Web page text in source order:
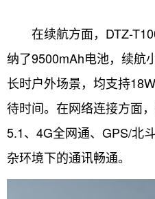
在续航方面，DTZ-
纳了9500mAh电池，续航
长时户外场景，均支持
待时间。在网络连接方面
5.1、4G全网通、GPS/北
杂环境下的通讯畅通。